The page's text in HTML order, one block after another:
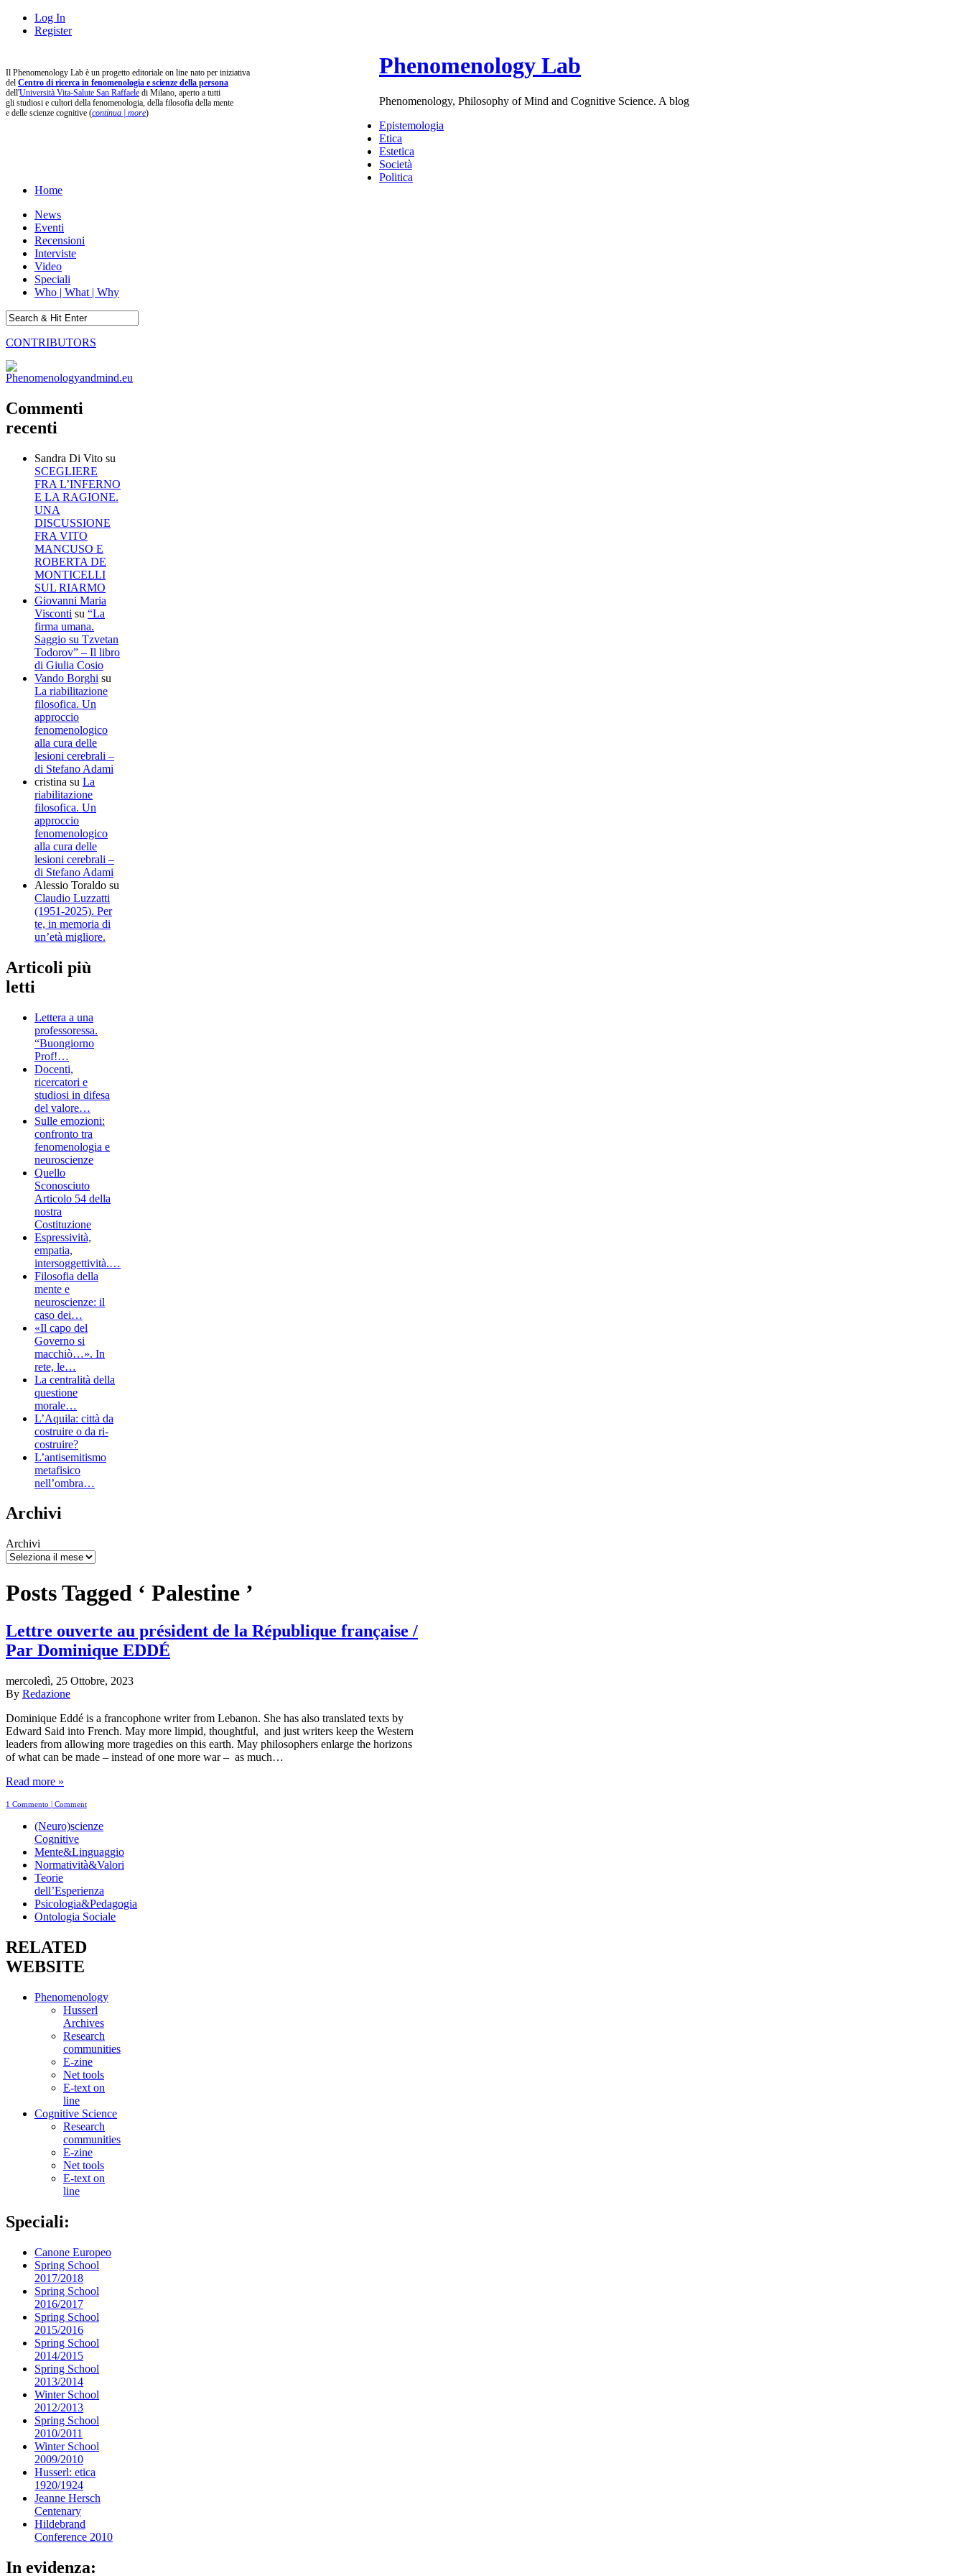
Log In
Register
Il Phenomenology Lab è un progetto editoriale on line nato per iniziativa
del Centro di ricerca in fenomenologia e scienze della persona
dell'Università Vita-Salute San Raffaele di Milano, aperto a tutti
gli studiosi e cultori della fenomenologia, della filosofia della mente
e delle scienze cognitive (continua | more)
Phenomenology Lab
Phenomenology, Philosophy of Mind and Cognitive Science. A blog
Epistemologia
Etica
Estetica
Società
Politica
Home
News
Eventi
Recensioni
Interviste
Video
Speciali
Who | What | Why
CONTRIBUTORS
Commenti
recenti
Sandra Di Vito su
SCEGLIERE
FRA L’INFERNO
E LA RAGIONE.
UNA
DISCUSSIONE
FRA VITO
MANCUSO E
ROBERTA DE
MONTICELLI
SUL RIARMO
Giovanni Maria
Visconti su “La
firma umana.
Saggio su Tzvetan
Todorov” – Il libro
di Giulia Cosio
Vando Borghi su
La riabilitazione
filosofica. Un
approccio
fenomenologico
alla cura delle
lesioni cerebrali –
di Stefano Adami
cristina su La
riabilitazione
filosofica. Un
approccio
fenomenologico
alla cura delle
lesioni cerebrali –
di Stefano Adami
Alessio Toraldo su
Claudio Luzzatti
(1951-2025). Per
te, in memoria di
un’età migliore.
Articoli più
letti
Lettera a una
professoressa.
“Buongiorno
Prof!…
Docenti,
ricercatori e
studiosi in difesa
del valore…
Sulle emozioni:
confronto tra
fenomenologia e
neuroscienze
Quello
Sconosciuto
Articolo 54 della
nostra
Costituzione
Espressività,
empatia,
intersoggettività.…
Filosofia della
mente e
neuroscienze: il
caso dei…
«Il capo del
Governo si
macchiò…». In
rete, le…
La centralità della
questione
morale…
L’Aquila: città da
costruire o da ri-
costruire?
L’antisemitismo
metafisico
nell’ombra…
Archivi
Archivi
Posts Tagged ‘ Palestine ’
Lettre ouverte au président de la République française /
Par Dominique EDDÉ
mercoledì, 25 Ottobre, 2023
By Redazione
Dominique Eddé is a francophone writer from Lebanon. She has also translated texts by
Edward Said into French. May more limpid, thoughtful, and just writers keep the Western
leaders from allowing more tragedies on this earth. May philosophers enlarge the horizons
of what can be made – instead of one more war – as much…
Read more »
1 Commento | Comment
(Neuro)scienze
Cognitive
Mente&Linguaggio
Normatività&Valori
Teorie
dell’Esperienza
Psicologia&Pedagogia
Ontologia Sociale
RELATED
WEBSITE
Phenomenology
Husserl
Archives
Research
communities
E-zine
Net tools
E-text on
line
Cognitive Science
Research
communities
E-zine
Net tools
E-text on
line
Speciali:
Canone Europeo
Spring School
2017/2018
Spring School
2016/2017
Spring School
2015/2016
Spring School
2014/2015
Spring School
2013/2014
Winter School
2012/2013
Spring School
2010/2011
Winter School
2009/2010
Husserl: etica
1920/1924
Jeanne Hersch
Centenary
Hildebrand
Conference 2010
In evidenza: